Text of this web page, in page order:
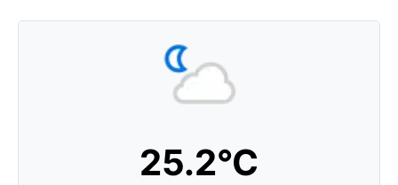
25.2°C